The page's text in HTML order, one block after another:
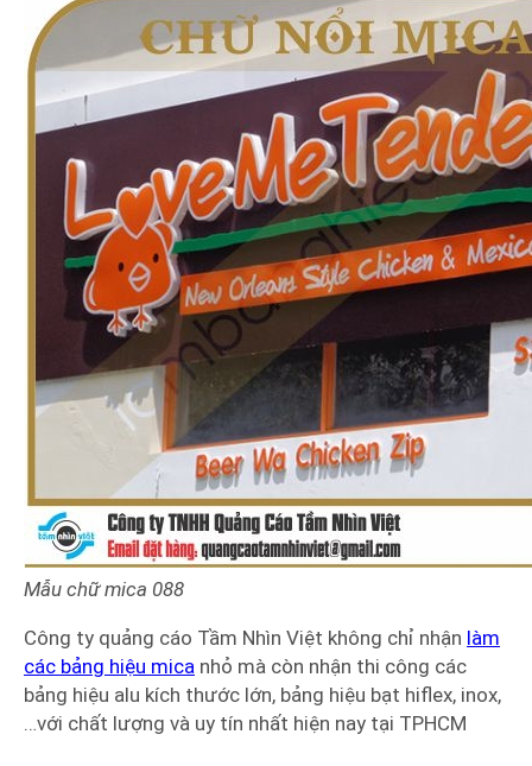
Mẫu chữ mica 088
Công ty quảng cáo Tầm Nhìn Việt không chỉ nhận làm
các bảng hiệu mica nhỏ mà còn nhận thi công các
bảng hiệu alu kích thước lớn, bảng hiệu bạt hiflex, inox,
…với chất lượng và uy tín nhất hiện nay tại TPHCM